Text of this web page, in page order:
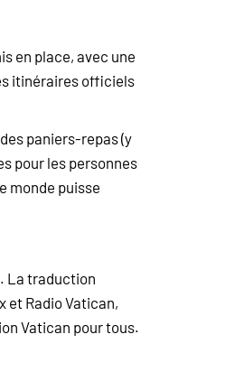
en place, avec une
itinéraires officiels
paniers-repas (y
pour les personnes
monde puisse
La traduction
et Radio Vatican,
Vatican pour tous.